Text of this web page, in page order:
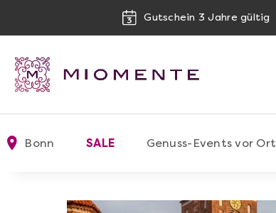
Gutschein 3 Jahre gültig
Bonn SALE Genuss-Events vor Ort